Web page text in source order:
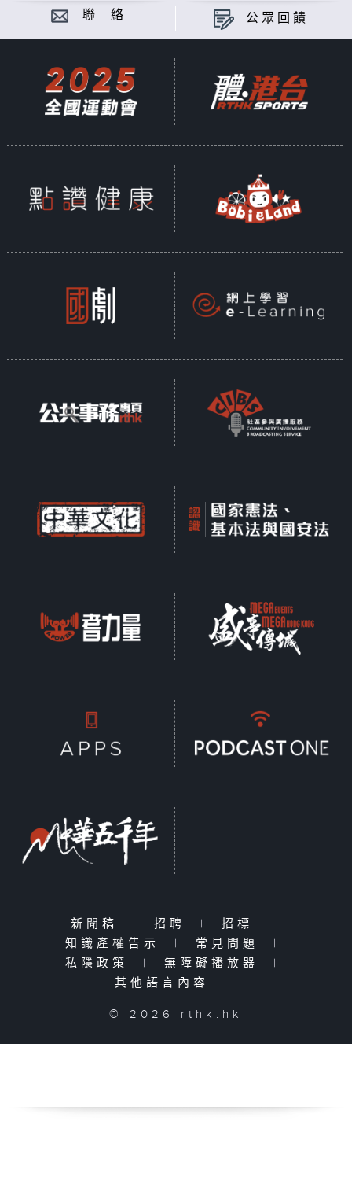
聯 絡 公眾回饋
新聞稿 | 招聘 | 招標
|
知識產權告示
| 常見問題
|
私隱政策
| 無障礙播放器
|
其他語言內容
|
© 2026 rthk.hk